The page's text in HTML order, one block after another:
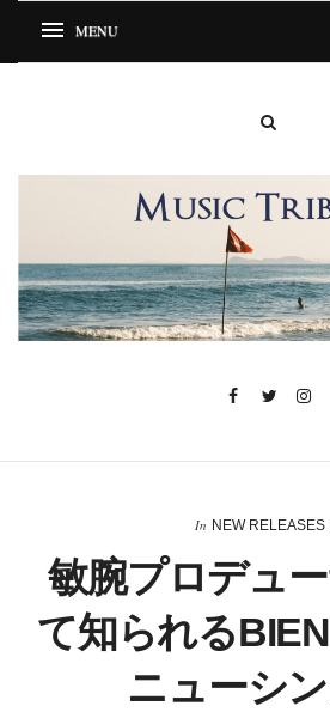
In NEW RELEASES
敏腕プロデュ
て知られる
ニューシ